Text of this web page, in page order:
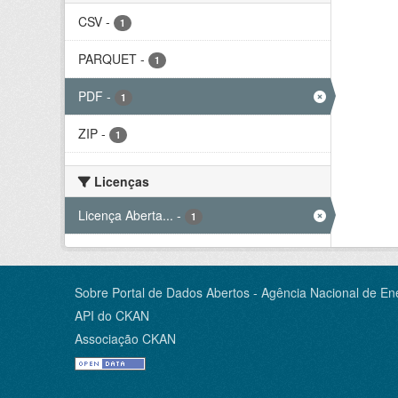
CSV - 1
PARQUET - 1
PDF - 1
ZIP - 1
Licenças
Licença Aberta... - 1
Sobre Portal de Dados Abertos - Agência Nacional de
API do CKAN
Associação CKAN